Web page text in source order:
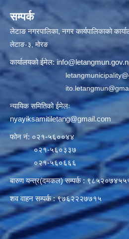
सम्पर्क
लेटाङ नगरपालिका, नगर कार्यपालिकाको
लेटाङ-३, मोरङ
कार्यालयको ईमेल:
न्यायिक समितिको ईमेलः
nyayiksamitiletang@gmail.com
फोन नं: ०२१-५६००४४
०२१-५६०३३७
०२१-५६०६६६
बारुण यन्त्र(दमकल) सम्पर्क :
शव वाहन सम्पर्क : ९७६२२२७७१५